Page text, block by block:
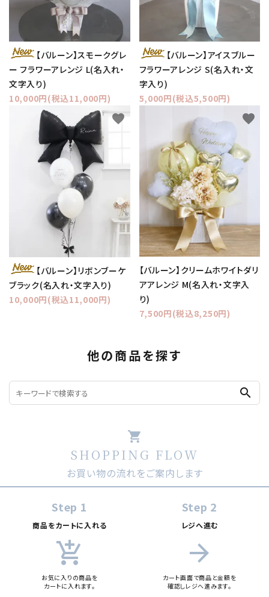
【バルーン】スモークグレ
ー フラワーアレンジ L(名入れ・
文字入り)
10,000円(税込11,000円)
【バルーン】アイスブルー
フラワーアレンジ S(名入れ・文
字入り)
5,000円(税込5,500円)
【バルーン】リボンブーケ
ブラック(名入れ・文字入り)
10,000円(税込11,000円)
favorite
【バルーン】クリームホワイトダリ
アアレンジ M(名入れ・文字入
り)
7,500円(税込8,250円)
favorite
他の商品を探す
search
shopping_cart
SHOPPING FLOW
お買い物の流れをご案内します
Step 1
商品をカートに入れる
add_shopping_cart
お気に入りの商品を
カートに入れます。
Step 2
レジへ進む
arrow_forward
カート画面で商品と金額を
確認しレジへ進みます。